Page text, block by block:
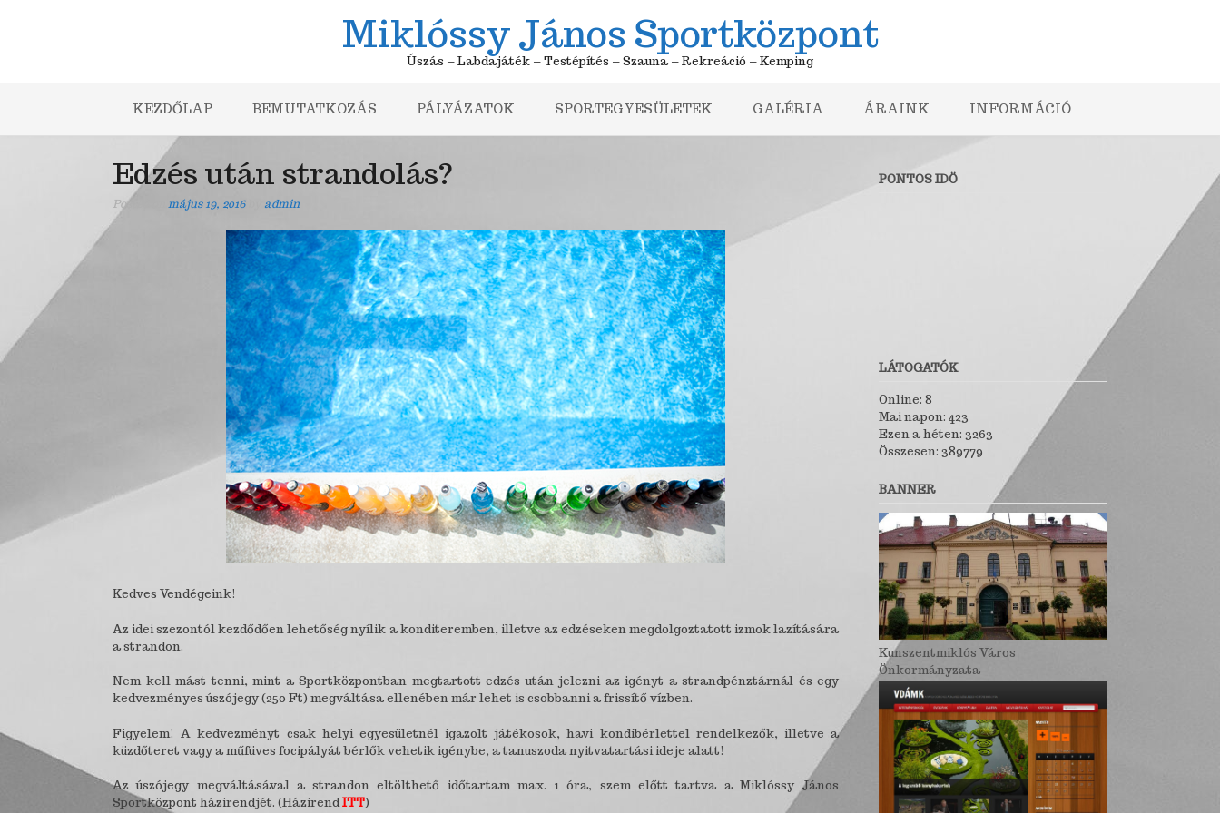
Miklóssy János Sportközpont
Úszás – Labdajáték – Testépítés – Szauna – Rekreáció – Kemping
KEZDŐLAP BEMUTATKOZÁS PÁLYÁZATOK SPORTEGYESÜLETEK GALÉRIA ÁRAINK INFORMÁCIÓ
Edzés után strandolás?
Posted on május 19, 2016by admin
Kedves Vendégeink!
Az idei szezontól kezdődően lehetőség nyílik a konditeremben, illetve az edzéseken megdolgoztatott izmok lazítására
a strandon.
Nem kell mást tenni, mint a Sportközpontban megtartott edzés után jelezni az igényt a strandpénztárnál és egy
kedvezményes úszójegy (250 Ft) megváltása ellenében már lehet is csobbanni a frissítő vízben.
Figyelem! A kedvezményt csak helyi egyesületnél igazolt játékosok, havi kondibérlettel rendelkezők, illetve a
küzdőteret vagy a műfüves focipályát bérlők vehetik igénybe, a tanuszoda nyitvatartási ideje alatt!
Az úszójegy megváltásával a strandon eltölthető időtartam max. 1 óra, szem előtt tartva a Miklóssy János
Sportközpont házirendjét. (HázirendITT)
PONTOS IDÖ
LÁTOGATÓK
Online: 8
Mai napon: 423
Ezen a héten: 3263
Összesen: 389779
BANNER
Kunszentmiklós Város
Önkormányzata